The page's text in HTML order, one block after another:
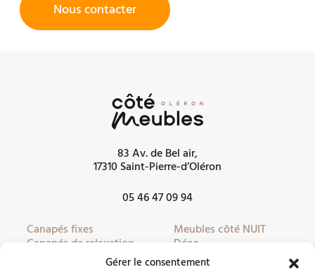
Gérer le consentement
Nous contacter
83 Av. de Bel air,
17310 Saint-Pierre-d’Oléron
05 46 47 09 94
Canapés fixes
Canapés de relaxation
Canapés convertibles
Meubles côté NUIT
Déco
Literie